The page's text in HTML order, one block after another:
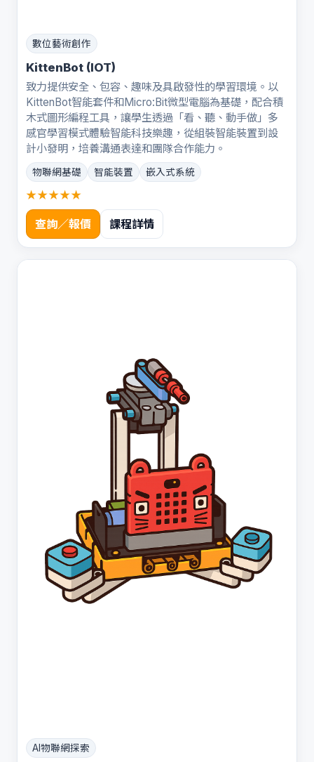
數位藝術創作
KittenBot (IOT)
致力提供安全、包容、趣味及具啟發性的學習環境。以
KittenBot智能套件和Micro:Bit微型電腦為基礎，配合積
木式圖形編程工具，讓學生透過「看、聽、動手做」多
感官學習模式體驗智能科技樂趣，從組裝智能裝置到設
計小發明，培養溝通表達和團隊合作能力。
物聯網基礎 智能裝置 嵌入式系統
★★★★★
查詢／報價 課程詳情
AI物聯網探索